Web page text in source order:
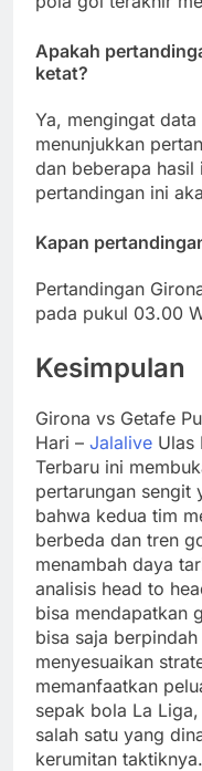
Apakah
ketat?
Ya, mengingat
menunjukkan
dan beberapa
pertandingan ini
Kapan
Pertandingan
pada pukul 03.00
Kesimpulan
Girona vs Getafe
Hari – Jalalive Ulas
Terbaru ini
pertarungan sengit
bahwa kedua tim
berbeda dan tren
menambah daya
analisis head to
bisa mendapatkan
bisa saja
menyesuaikan
memanfaatkan
sepak bola La
salah satu yang
kerumitan